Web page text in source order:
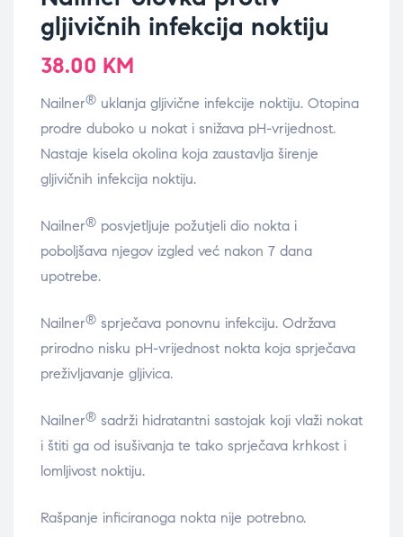
gljivičnih infekcija noktiju
38.00 KM
Nailner® uklanja gljivične infekcije noktiju. Otopina
prodre duboko u nokat i snižava pH-vrijednost.
Nastaje kisela okolina koja zaustavlja širenje
gljivičnih infekcija noktiju.
Nailner® posvjetljuje požutjeli dio nokta i
poboljšava njegov izgled već nakon 7 dana
upotrebe.
Nailner® sprječava ponovnu infekciju. Održava
prirodno nisku pH-vrijednost nokta koja sprječava
preživljavanje gljivica.
Nailner® sadrži hidratantni sastojak koji vlaži nokat
i štiti ga od isušivanja te tako sprječava krhkost i
lomljivost noktiju.
Rašpanje inficiranoga nokta nije potrebno.